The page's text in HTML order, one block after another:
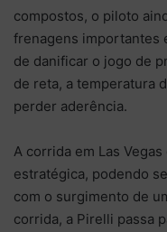
compostos, o piloto
frenagens importantes
de danificar o jogo de
de reta, a temperatura
perder aderência.
A corrida em Las
estratégica, podendo
com o surgimento de
corrida, a Pirelli passa